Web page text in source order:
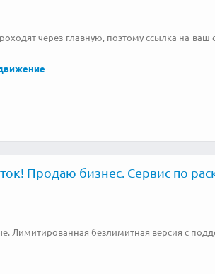
через главную, поэтому ссылка на ваш
Продаю бизнес. Сервис по
Лимитированная безлимитная версия с